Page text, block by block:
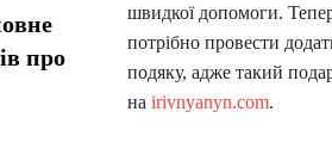
про
швидкої допомоги.
потрібно провести
подяку, адже такий
на irivnyanyn.com.